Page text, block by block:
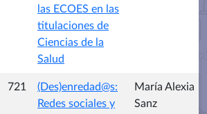
las ECOES en las
titulaciones de
Ciencias de la
Salud
721
(Des)enredad@s:
Redes sociales y
María Alexia
Sanz